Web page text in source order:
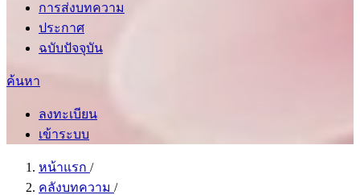
การส่งบทความ
ประกาศ
ฉบับปัจจุบัน
ค้นหา
ลงทะเบียน
เข้าระบบ
หน้าแรก /
คลังบทความ /